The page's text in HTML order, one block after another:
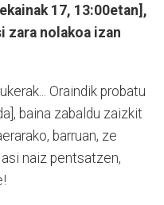
17, 13:00etan],
zara nolakoa izan
Oraindik probatu
baina zabaldu zaizkit
barruan, ze
naiz pentsatzen,